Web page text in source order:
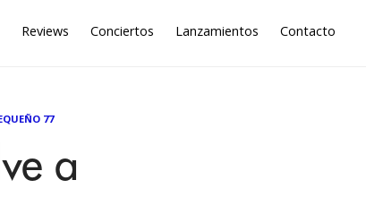
Reviews Conciertos Lanzamientos Contacto
77
a